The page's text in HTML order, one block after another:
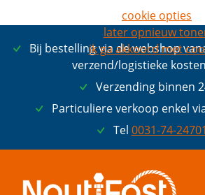
Bij bestelling via de webshop
verzend/logistieke
Verzending binnen
Particuliere verkoop enkel
Tel 0031-74-
cookie opties
later opnieuw
ik ga akkoord met